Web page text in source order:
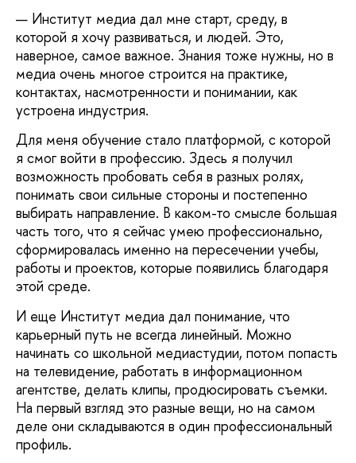
— Институт медиа дал мне старт, среду, в
которой я хочу развиваться, и людей. Это,
наверное, самое важное. Знания тоже нужны, но в
медиа очень многое строится на практике,
контактах, насмотренности и понимании, как
устроена индустрия.
Для меня обучение стало платформой, с которой
я смог войти в профессию. Здесь я получил
возможность пробовать себя в разных ролях,
понимать свои сильные стороны и постепенно
выбирать направление. В каком-то смысле большая
часть того, что я сейчас умею профессионально,
сформировалась именно на пересечении учебы,
работы и проектов, которые появились благодаря
этой среде.
И еще Институт медиа дал понимание, что
карьерный путь не всегда линейный. Можно
начинать со школьной медиастудии, потом попасть
на телевидение, работать в информационном
агентстве, делать клипы, продюсировать съемки.
На первый взгляд это разные вещи, но на самом
деле они складываются в один профессиональный
профиль.